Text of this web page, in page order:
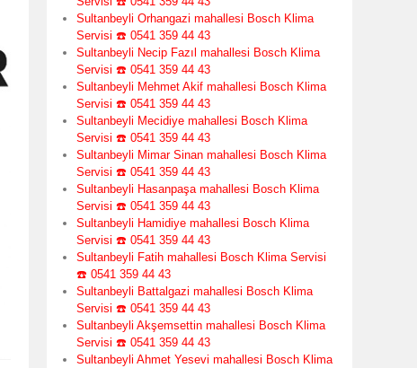
Sultanbeyli Orhangazi mahallesi Bosch Klima
Servisi ☎️ 0541 359 44 43
Sultanbeyli Necip Fazıl mahallesi Bosch Klima
Servisi ☎️ 0541 359 44 43
Sultanbeyli Mehmet Akif mahallesi Bosch Klima
Servisi ☎️ 0541 359 44 43
Sultanbeyli Mecidiye mahallesi Bosch Klima
Servisi ☎️ 0541 359 44 43
Sultanbeyli Mimar Sinan mahallesi Bosch Klima
Servisi ☎️ 0541 359 44 43
Sultanbeyli Hasanpaşa mahallesi Bosch Klima
Servisi ☎️ 0541 359 44 43
Sultanbeyli Hamidiye mahallesi Bosch Klima
Servisi ☎️ 0541 359 44 43
Sultanbeyli Fatih mahallesi Bosch Klima Servisi
☎️ 0541 359 44 43
Sultanbeyli Battalgazi mahallesi Bosch Klima
Servisi ☎️ 0541 359 44 43
Sultanbeyli Akşemsettin mahallesi Bosch Klima
Servisi ☎️ 0541 359 44 43
Sultanbeyli Ahmet Yesevi mahallesi Bosch Klima